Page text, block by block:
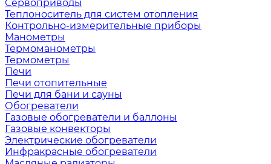
Сервоприводы
Теплоноситель для систем отопления
Контрольно-измерительные приборы
Манометры
Термоманометры
Термометры
Печи
Печи отопительные
Печи для бани и сауны
Обогреватели
Газовые обогреватели и баллоны
Газовые конвекторы
Электрические обогреватели
Инфракрасные обогреватели